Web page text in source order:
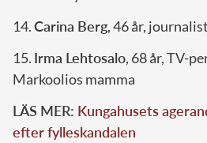
14.Carina Berg, 46 år,
15. Irma Lehtosalo, 68 år, TV-
Markoolios mamma
LÄS MER: Kungahusets
efter fylleskandalen